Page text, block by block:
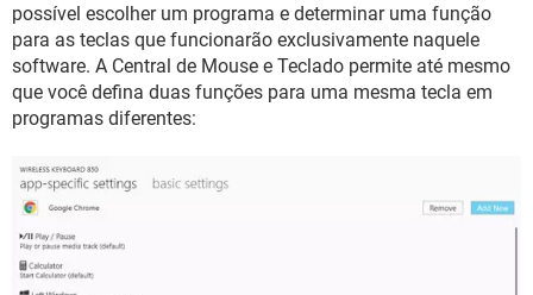
possível escolher um programa e determinar uma função
para as teclas que funcionarão exclusivamente naquele
software. A Central de Mouse e Teclado permite até mesmo
que você defina duas funções para uma mesma tecla em
programas diferentes: